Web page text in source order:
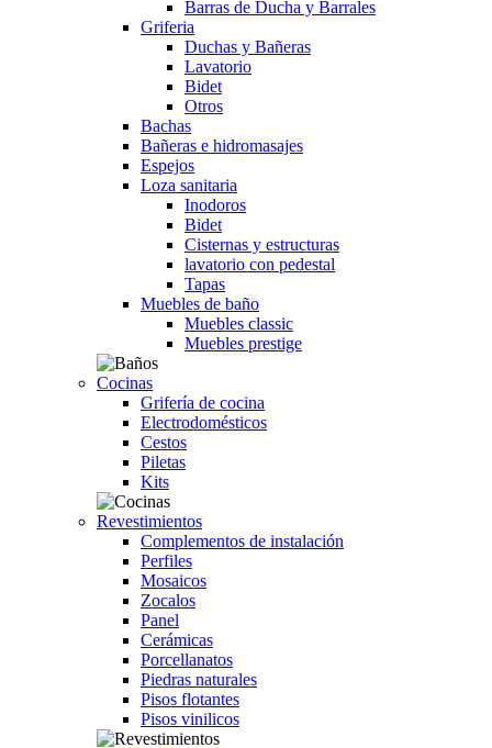
Barras de Ducha y Barrales
Griferia
Duchas y Bañeras
Lavatorio
Bidet
Otros
Bachas
Bañeras e hidromasajes
Espejos
Loza sanitaria
Inodoros
Bidet
Cisternas y estructuras
lavatorio con pedestal
Tapas
Muebles de baño
Muebles classic
Muebles prestige
Cocinas
Grifería de cocina
Electrodomésticos
Cestos
Piletas
Kits
Revestimientos
Complementos de instalación
Perfiles
Mosaicos
Zocalos
Panel
Cerámicas
Porcellanatos
Piedras naturales
Pisos flotantes
Pisos vinilicos